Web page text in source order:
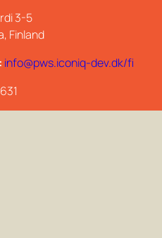
3-5
Finland
info@pws.iconiq-dev.dk/fi